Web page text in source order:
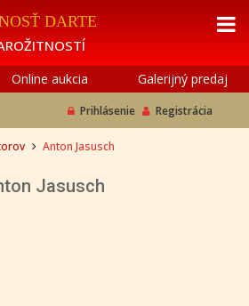
DARTE
Online aukcia Galerijný predaj
Prihlásenie Registrácia
Anton Jasusch
Jasusch